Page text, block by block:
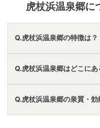
虎杖浜温泉郷に
Q.虎杖浜温泉郷の特徴は？
A. 温泉・お湯の特徴は さら
「アクセスが便利」「近
Q.虎杖浜温泉郷はどこにあ
A. 虎杖浜温泉郷は、北海道
車でお越しの方は、登別
電車でお越しの方は、
Q.虎杖浜温泉郷の泉質・効